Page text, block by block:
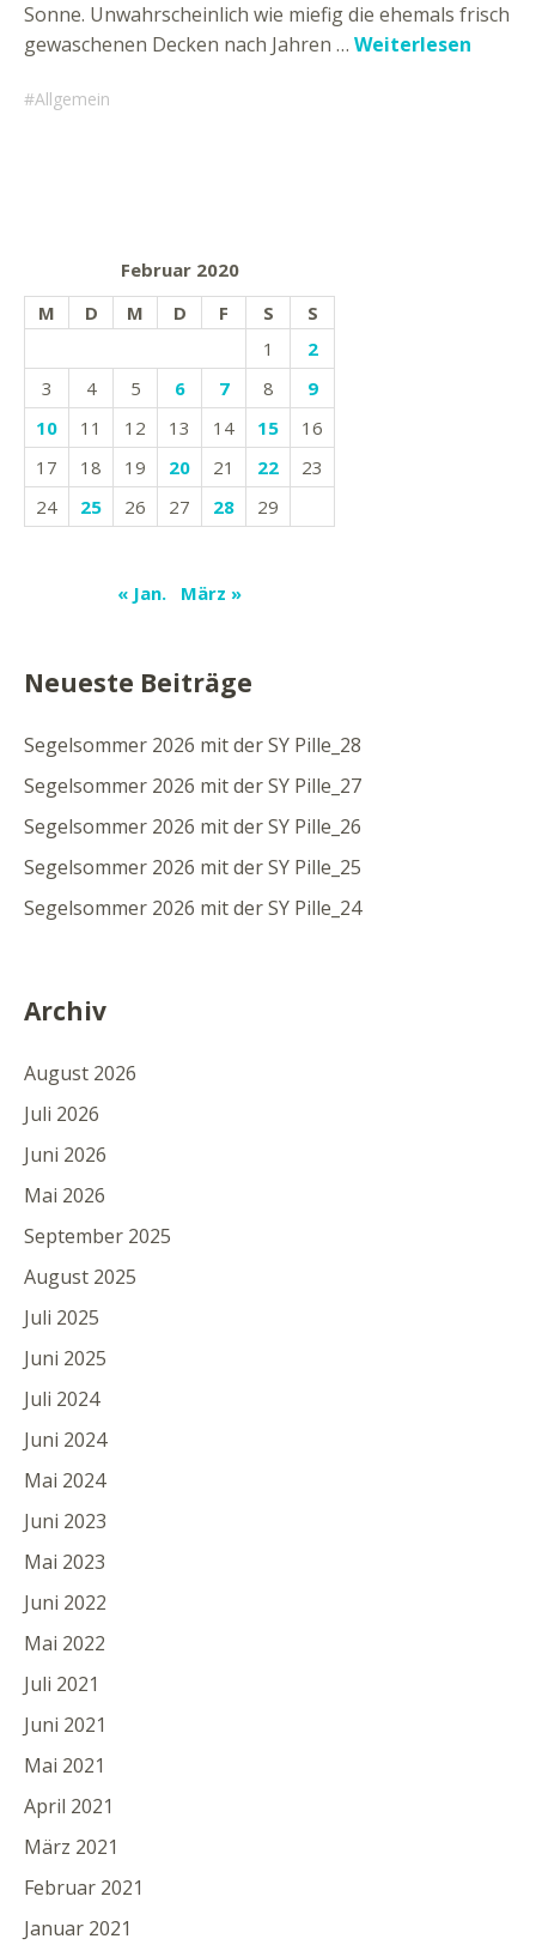
Sonne. Unwahrscheinlich wie miefig die ehemals frisch
gewaschenen Decken nach Jahren … Weiterlesen
Allgemein
Februar 2020
M
D M D F S
S
1
2
3
4 5 6 7 8
9
10
11 12 13 14 15
16
17
18 19 20 21 22
23
24
25 26 27 28 29
« Jan. März »
Neueste Beiträge
Segelsommer 2026 mit der SY Pille_28
Segelsommer 2026 mit der SY Pille_27
Segelsommer 2026 mit der SY Pille_26
Segelsommer 2026 mit der SY Pille_25
Segelsommer 2026 mit der SY Pille_24
Archiv
August 2026
Juli 2026
Juni 2026
Mai 2026
September 2025
August 2025
Juli 2025
Juni 2025
Juli 2024
Juni 2024
Mai 2024
Juni 2023
Mai 2023
Juni 2022
Mai 2022
Juli 2021
Juni 2021
Mai 2021
April 2021
März 2021
Februar 2021
Januar 2021